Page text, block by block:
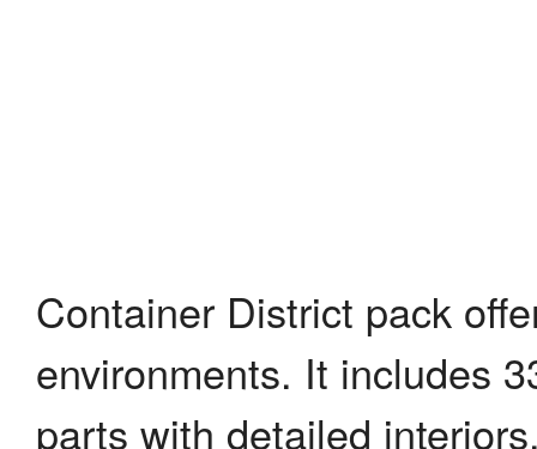
Container District pack
environments. It includes
parts with detailed